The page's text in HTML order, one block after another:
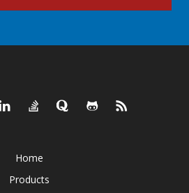
Home
Products